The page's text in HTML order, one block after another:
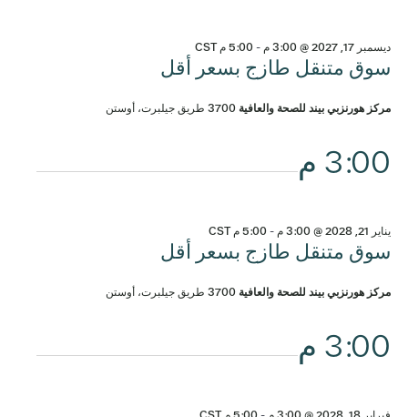
سوق متنقل طازج بسعر أقل
ديسمبر 17, 2027 @ 3:00 م -5:00 م CST
مركز هورنزبي بيند للصحة والعافية3700 طريق جيلبرت، أوستن
3:00 م
سوق متنقل طازج بسعر أقل
يناير 21, 2028 @ 3:00 م -5:00 م CST
مركز هورنزبي بيند للصحة والعافية3700 طريق جيلبرت، أوستن
3:00 م